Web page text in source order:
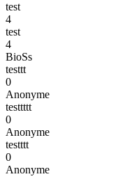
test
4
test
4
BioSs
testtt
0
Anonyme
testtttt
0
Anonyme
testttt
0
Anonyme